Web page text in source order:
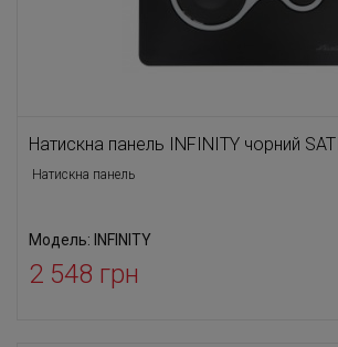
Натискна панель INFINITY чорний
Натискна панель
Модель: INFINITY
2 548 грн